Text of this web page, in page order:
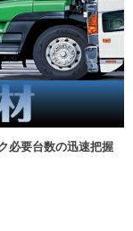
必要台数の迅速把握